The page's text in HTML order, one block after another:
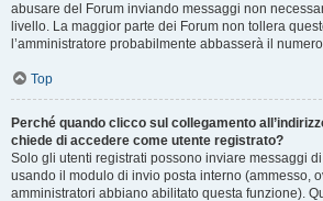
abusare del Forum inviando messaggi non
livello. La maggior parte dei Forum non tollera
l’amministratore probabilmente abbasserà il
Top
Perché quando clicco sul collegamento
chiede di accedere come utente registrato?
Solo gli utenti registrati possono inviare messaggi
usando il modulo di invio posta interno (ammesso,
amministratori abbiano abilitato questa funzione).